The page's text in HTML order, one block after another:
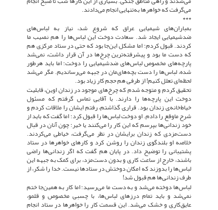
می‌گرفت که خواهرها به‌تنهایی انجام می‌دادند.
***
بمباران‌های شیمیایی عراق که شروع شد، نیاز به لباس‌های
ضدشیمیایی ایجاد شد. سعادت دوخت این لباس‌ها را هم نصیب ما
کردند. قبول کردم؛ اما مشکل این‌جا بود که حتی در ستاد مرکزی هم
که دست ما بود و پیشرفته‌ترین چرخ‌ها در آن قرار داشت، نمی‌شد
پارچه‌های مخصوص لباس‌های ضدشیمیایی را دوخت؛ اما باید هرطور
شده، لباس‌ها را دست بچه‌های‌مان در جبهه می‌رساندیم. مگر می‌شد
لحظه‌ای تعلل کنیم! از طرفی هم حجم کار زیاد بود.
تحقیق کردم و متوجه شدم که چرخ‌های موجود در زندان اوین، قابلیت
دوخت این پارچه‌ها را دارند. با آقایی تماس گرفتم که مسئول
خیاط‌خانه‌ی زندان بود. قراری گذاشتم، رفتم ایشان را ملاقات کردم و
شرح ماوقع را دادم. او دوخت لباس‌ها را قبول کرد؛ اما گفت که باید از
خود زندانی‌ها بپرسم که این کار را می‌کنند یا خیر؛ چون آنان در قبال
دست‌مزدی که زندان برایشان در نظر می‌گرفت، خیاطی می‌کردند.
خلاصه او بلندگوی زندان را روشن کرد و کارهای خواهرها در ستاد
پشتیبانی را توضیح داد. در پایان هم گفت که اگر زندانی‌ها راضی
باشند، خارج از ساعت کاری و بدون دست‌مزد، برای کمک به جبهه این
لباس‌ها را بدوزند که امکان دوختش در ستادها نیست. خدا را شکر، از
طرف زندانی‌ها هم قبول شد!
لباس‌ها دوخته می‌شد و به دست ما می‌رسید؛ اما کار به همین‌جا ختم
نمی‌شد و باید تمام درزهای لباس‌ها، با چسبی مخصوص و قلمو،
عایق‌کاری و خشک می‌شد. این قسمت کار را خواهرها در ستاد انجام